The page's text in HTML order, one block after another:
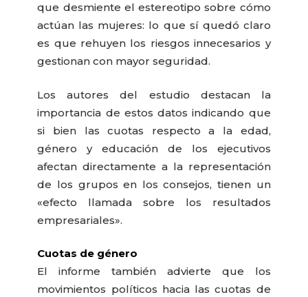
que desmiente el estereotipo sobre cómo
actúan las mujeres: lo que sí quedó claro
es que rehuyen los riesgos innecesarios y
gestionan con mayor seguridad.
Los autores del estudio destacan la
importancia de estos datos indicando que
si bien las cuotas respecto a la edad,
género y educación de los ejecutivos
afectan directamente a la representación
de los grupos en los consejos, tienen un
«efecto llamada sobre los resultados
empresariales».
Cuotas de género
El informe también advierte que los
movimientos políticos hacia las cuotas de